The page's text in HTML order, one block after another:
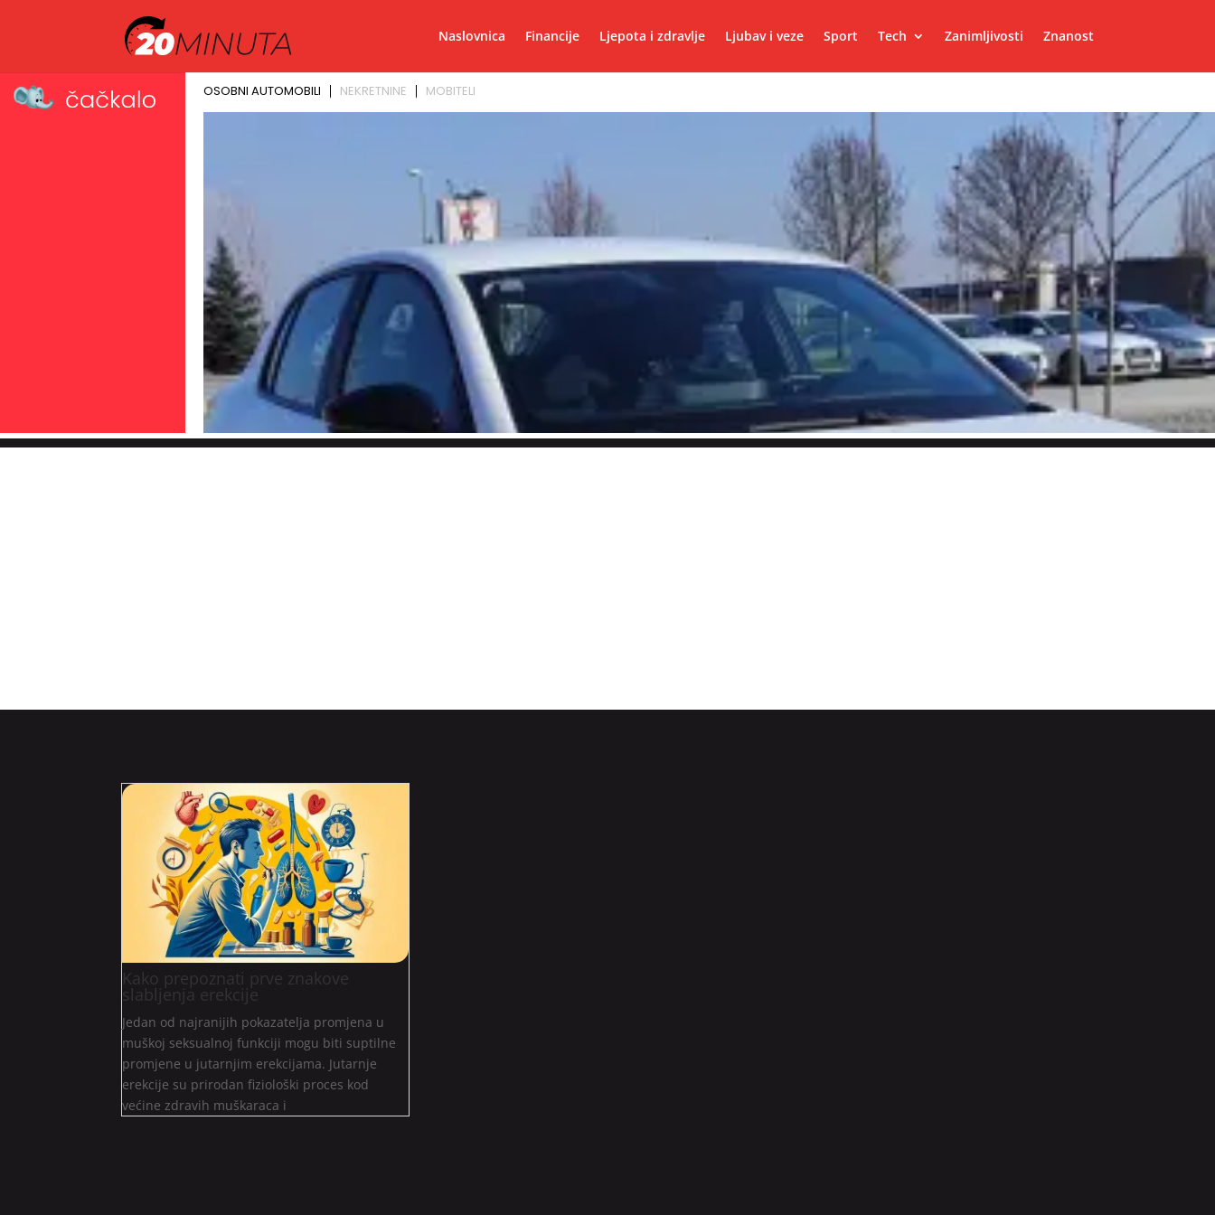
Naslovnica Financije Ljepota i zdravlje Ljubav i veze Sport Tech Zanimljivosti Znanost
Kako prepoznati prve znakove
slabljenja erekcije
Jedan od najranijih pokazatelja promjena u
muškoj seksualnoj funkciji mogu biti suptilne
promjene u jutarnjim erekcijama. Jutarnje
erekcije su prirodan fiziološki proces kod
većine zdravih muškaraca i